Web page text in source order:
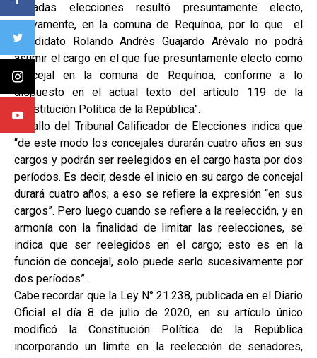
pasadas elecciones resultó presuntamente electo,
nuevamente, en la comuna de Requínoa, por lo que el
“candidato Rolando Andrés Guajardo Arévalo no podrá
asumir el cargo en el que fue presuntamente electo como
concejal en la comuna de Requínoa, conforme a lo
dispuesto en el actual texto del artículo 119 de la
Constitución Política de la República”.
El fallo del Tribunal Calificador de Elecciones indica que
“de este modo los concejales durarán cuatro años en sus
cargos y podrán ser reelegidos en el cargo hasta por dos
períodos. Es decir, desde el inicio en su cargo de concejal
durará cuatro años; a eso se refiere la expresión “en sus
cargos”. Pero luego cuando se refiere a la reelección, y en
armonía con la finalidad de limitar las reelecciones, se
indica que ser reelegidos en el cargo; esto es en la
función de concejal, solo puede serlo sucesivamente por
dos períodos”.
Cabe recordar que la Ley N° 21.238, publicada en el Diario
Oficial el día 8 de julio de 2020, en su artículo único
modificó la Constitución Política de la República
incorporando un límite en la reelección de senadores,